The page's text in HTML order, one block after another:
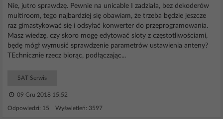
Nie, jutro sprawdzę. Pewnie na unicable I zadziała, bez dekoderów
multiroom, tego najbardziej się obawiam, że trzeba będzie jeszcze
raz gimastykować się i odsyłać konwerter do przeprogramowania.
Masz wiedzę, czy skoro mogę edytować sloty z częstotliwościami,
będę mógł wymusić sprawdzenie parametrów ustawienia anteny?
TEchnicznie rzecz biorąc, podłączając...
SAT Serwis
09 Gru 2018 15:52
Odpowiedzi: 15 Wyświetleń: 3597